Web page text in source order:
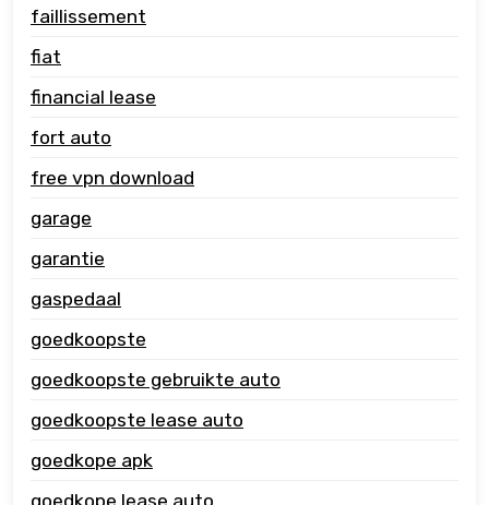
faillissement
fiat
financial lease
fort auto
free vpn download
garage
garantie
gaspedaal
goedkoopste
goedkoopste gebruikte auto
goedkoopste lease auto
goedkope apk
goedkope lease auto